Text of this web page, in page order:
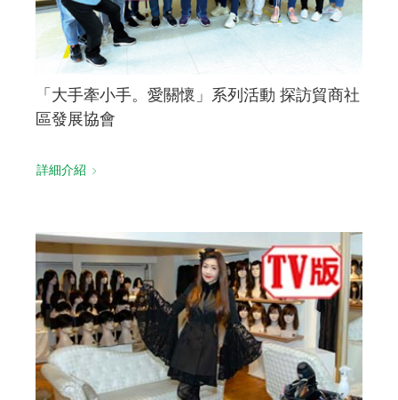
「大手牽小手。愛關懷」系列活動 探訪貿商社
區發展協會
詳細介紹